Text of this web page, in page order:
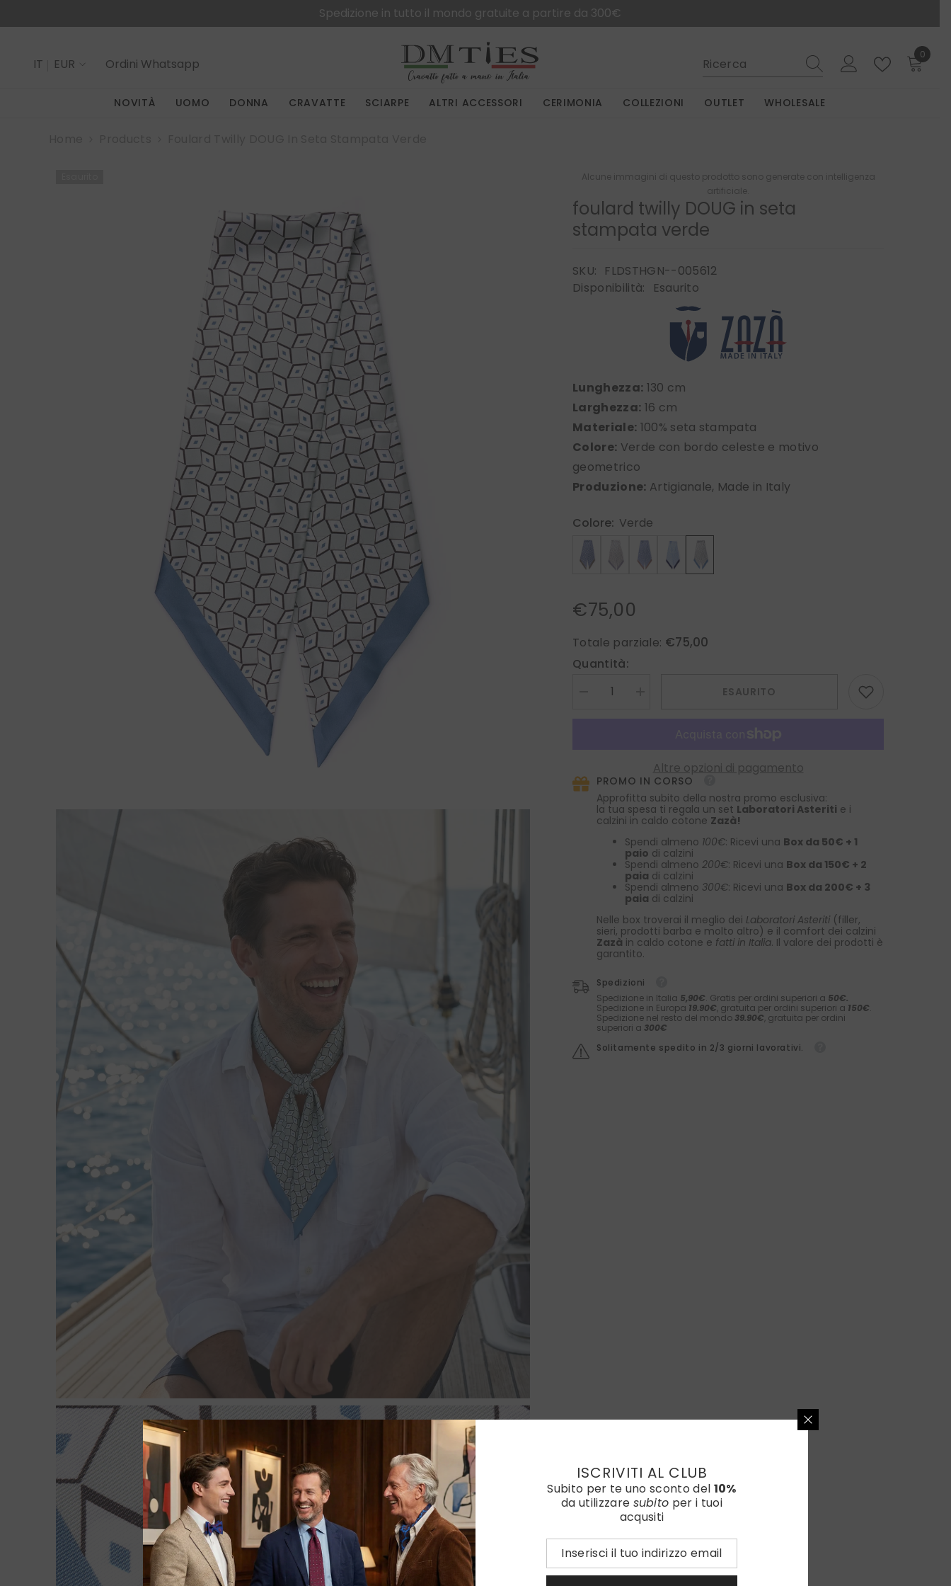
Spedizione in tutto il mondo gratuite a partire da 300€
IT
EUR Ordini Whatsapp
0
0
NOVITÀ UOMO DONNA CRAVATTE SCIARPE ALTRI ACCESSORI CERIMONIA COLLEZIONI OUTLET WHOLESALE
Alcune immagini di questo prodotto sono generate con intelligenza
artificiale.
foulard twilly DOUG in seta
stampata verde
SKU:
FLDSTHGN--005612
Disponibilità:
Esaurito
Lunghezza: 130 cm
Larghezza: 16 cm
Materiale: 100% seta stampata
Colore: Verde con bordo celeste e motivo
geometrico
Produzione: Artigianale, Made in Italy
Colore: Verde
€75,00
Totale parziale: €75,00
Quantità:
Diminuire
seta
stampata
verde
seta
stampata
verde
ESAURITO
Altre opzioni di pagamento
PROMO IN CORSO
Approfitta subito della nostra promo esclusiva:
la tua spesa ti regala un set Laboratori Asteriti e i
calzini in caldo cotone Zazà!
Spendi almeno 100€: Ricevi una Box da 50€ + 1
paio di calzini
Spendi almeno200€: Ricevi una Box da 150€ + 2
paia di calzini
Spendi almeno 300€: Ricevi una Box da 200€ + 3
paia di calzini
Nelle box troverai il meglio dei Laboratori Asteriti (filler,
sieri, prodotti barba e molto altro) e il comfort dei calzini
Zazà in caldo cotone e fatti in Italia. Il valore dei prodotti è
garantito.
Spedizioni
Spedizione in Italia 5,90€. Gratis per ordini superiori a 50€.
Spedizione in Europa 19.90€, gratuita per ordini superiori a 150€.
Spedizione nel resto del mondo 39.90€, gratuita per ordini
superiori a 300€
Solitamente spedito in 2/3 giorni lavorativi.
ISCRIVITI AL CLUB
Subito per te uno sconto del 10%
da utilizzare subito per i tuoi
acqusiti